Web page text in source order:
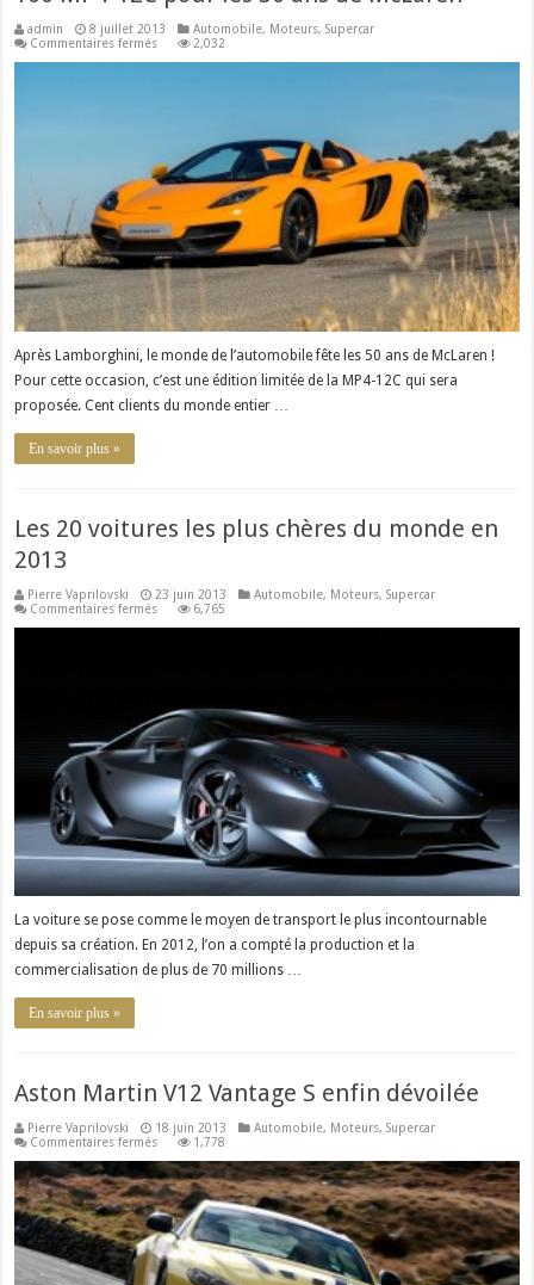
admin 8 juillet 2013 Automobile, Moteurs,Supercar
Commentaires ferméssur
McLaren
2,032
Après Lamborghini, le monde de l’automobile fête les 50 ans de McLaren !
Pour cette occasion, c’est une édition limitée de la MP4-12C qui sera
proposée. Cent clients du monde entier …
En savoir plus »
Les 20 voitures les plus chères du monde en
2013
Pierre Vaprilovski 23 juin 2013 Automobile, Moteurs,Supercar
Commentaires ferméssur
du
monde
en
2013
6,765
La voiture se pose comme le moyen de transport le plus incontournable
depuis sa création. En 2012, l’on a compté la production et la
commercialisation de plus de 70 millions …
En savoir plus »
Aston Martin V12 Vantage S enfin dévoilée
Pierre Vaprilovski 18 juin 2013 Automobile, Moteurs,Supercar
Commentaires ferméssur
Martin
V12
Vantage
S
enfin
dévoilée
1,778